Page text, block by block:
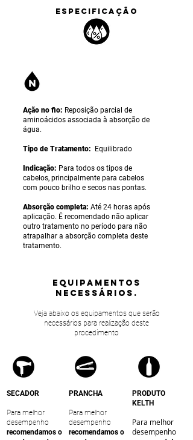
ESPECIFICAÇÃO
Ação no fio: Reposição parcial de
aminoácidos associada à absorção de
água.
Tipo de Tratamento: Equilibrado
Indicação: Para todos os tipos de
cabelos, principalmente para cabelos
com pouco brilho e secos nas pontas.
Absorção completa: Até 24 horas após
aplicação. É recomendado não aplicar
outro tratamento no período para não
atrapalhar a absorção completa deste
tratamento.
equipamentos
NECESSÁRIOS.
Veja abaixo os equipamentos que serão
necessários para realização deste
procedimento
SECADOR
Para melhor
desempenho
recomendamos o
PRANCHA
Para melhor
desempenho
recomendamos o
PRODUTO
KELTH
Para melhor
desempenho